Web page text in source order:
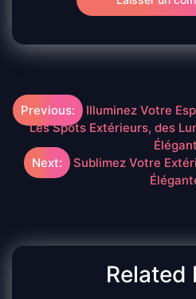
Navigation
de
l’article
Previous:
Illuminez Votre
Les Spots Extérieurs, des
Next:
Sublimez Votre
Related